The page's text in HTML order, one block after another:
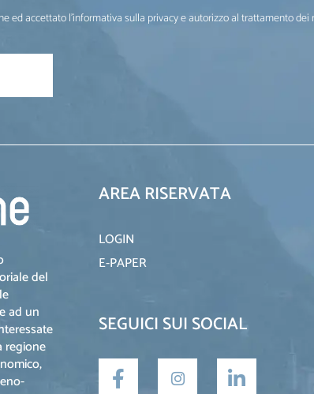
ed accettato l'informativa sulla privacy e autorizzo al trattamento dei
del
ad un
regione
AREA RISERVATA
LOGIN
E-PAPER
SEGUICI SUI SOCIAL